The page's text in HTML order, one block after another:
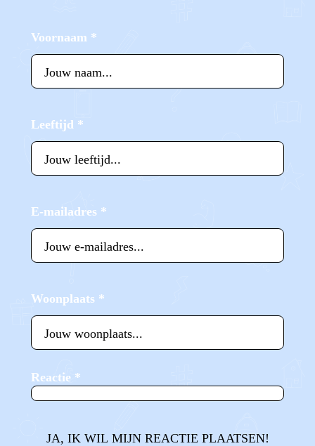
Voornaam *
Leeftijd *
E-mailadres *
Woonplaats *
Reactie *
JA, IK WIL MIJN REACTIE PLAATSEN!